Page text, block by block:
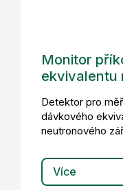
Monitor
ekvivalentu
Detektor pro
dávkového
neutronového
Více